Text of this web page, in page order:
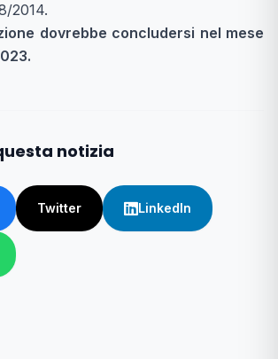
2014.
dovrebbe concludersi nel mese
notizia
Twitter LinkedIn